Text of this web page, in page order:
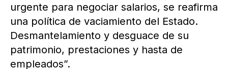
urgente para negociar salarios, se reafirma
una política de vaciamiento del Estado.
Desmantelamiento y desguace de su
patrimonio, prestaciones y hasta de
empleados”.